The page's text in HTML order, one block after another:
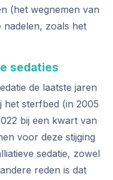
(het wegnemen van
zoals het
sedaties
de laatste jaren
het sterfbed (in 2005
bij een kwart van
voor deze stijging
sedatie, zowel
reden is dat